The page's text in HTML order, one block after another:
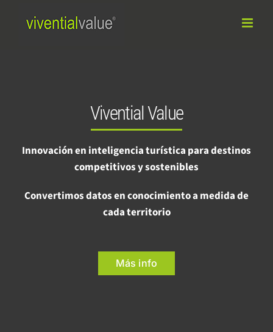
Vivential Value
Innovación en inteligencia turística para destinos
competitivos y sostenibles
Convertimos datos en conocimiento a medida de
cada territorio
Más info